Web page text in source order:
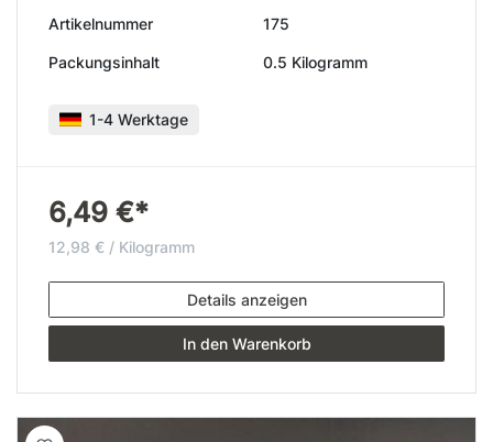
Artikelnummer 175
Packungsinhalt 0.5 Kilogramm
1-4 Werktage
6,49 €*
12,98 € / Kilogramm
Details anzeigen
In den Warenkorb